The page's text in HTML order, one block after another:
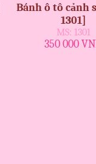
Bánh ô tô cảnh
1301]
MS: 1301
350 000